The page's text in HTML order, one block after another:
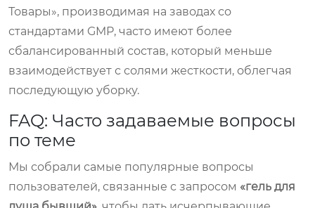
Товары», производимая на заводах со
стандартами GMP, часто имеют более
сбалансированный состав, который меньше
взаимодействует с солями жесткости, облегчая
последующую уборку.
FAQ: Часто задаваемые вопросы
по теме
Мы собрали самые популярные вопросы
пользователей, связанные с запросом «гель для